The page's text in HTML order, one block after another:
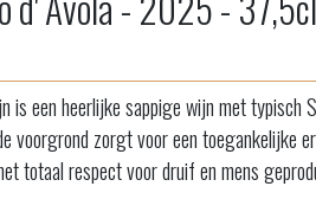
is een heerlijke sappige wijn met typisch
voorgrond zorgt voor een toegankelijke
totaal respect voor druif en mens